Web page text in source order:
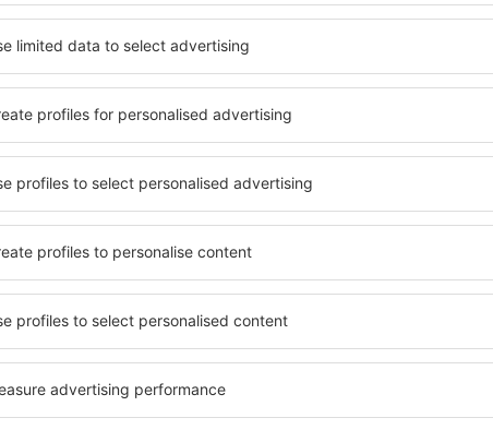
Podklady pod make-up
Odličovače, pleťové vody, pleťová mléka